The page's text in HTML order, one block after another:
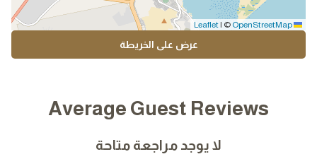
| © OpenStreetMap
عرض على الخريطة
Average Guest Reviews
لا يوجد مراجعة متاحة